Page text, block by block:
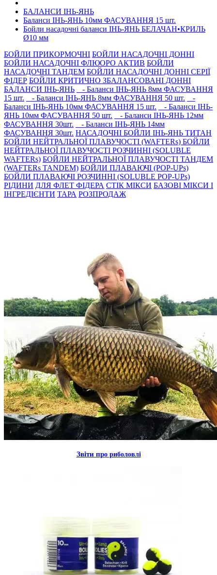
БАЛАНСИ ІНЬ-ЯНЬ
Баланси ІНЬ-ЯНЬ 10мм ФАСУВАННЯ 15 шт.
Бойли насадочні баланси ІНЬ-ЯНЬ БЕЛАЧАН•КРИЛЬ
Ø10 мм
БОЙЛИ ПРИКОРМОЧНI БОЙЛИ НАСАДОЧНI ДОННI
БОЙЛИ НАСАДОЧНІ ФЛЮОРО АКТИВ БОЙЛИ
НАСАДОЧНІ ТАНДЕМ БОЙЛИ НАСАДОЧНI ДОННI СЕРIÏ
ФIДЕР БОЙЛИ КРИТИЧНО ЗБАЛАНСОВАНІ ДОННІ
БАЛАНСИ ІНЬ-ЯНЬ
- Баланси ІНЬ-ЯНЬ 8мм ФАСУВАННЯ
15 шт.
- Баланси ІНЬ-ЯНЬ 8мм ФАСУВАННЯ 50 шт.
-
Баланси ІНЬ-ЯНЬ 10мм ФАСУВАННЯ 15 шт.
- Баланси ІНЬ-
ЯНЬ 10мм ФАСУВАННЯ 50 шт.
- Баланси ІНЬ-ЯНЬ 12мм
ФАСУВАННЯ 30шт.
- Баланси ІНЬ-ЯНЬ 14мм
ФАСУВАННЯ 30шт. НАСАДОЧНІ БОЙЛИ ІНЬ-ЯНЬ ТИТАН
БОЙЛИ НЕЙТРАЛЬНОÏ ПЛАВУЧОСТI (WAFTERs) БОЙЛИ
НЕЙТРАЛЬНОЇ ПЛАВУЧОСТІ РОЗЧИННІ (SOLUBLE
WAFTERs) БОЙЛИ НЕЙТРАЛЬНОЇ ПЛАВУЧОСТІ ТАНДЕМ
(WAFTERs TANDEM) БОЙЛИ ПЛАВАЮЧІ (POP-UPs)
БОЙЛИ ПЛАВАЮЧI РОЗЧИННI (SOLUBLE POP-UPs)
РIДИНИ ДЛЯ ФЛЕТ ФІДЕРА СТIК МIКСИ БАЗОВІ МІКСИ І
ІНГРЕДІЄНТИ ТАРА РОЗПРОДАЖ
Звiти про риболовлi